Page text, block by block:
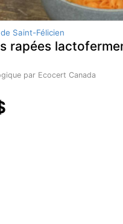
Saint-Félicien
rapées
par Ecocert Canada